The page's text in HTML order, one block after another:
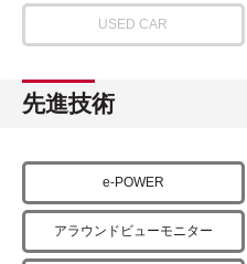
USED CAR
先進技術
e-POWER
アラウンドビューモニター